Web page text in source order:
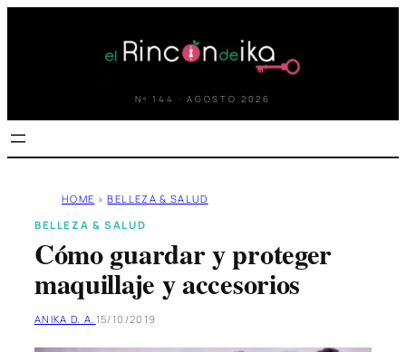
Nº 144 · AGOSTO 2026
HOME » BELLEZA & SALUD
BELLEZA & SALUD
Cómo guardar y proteger
maquillaje y accesorios
ANIKA D. A. 15/10/2019